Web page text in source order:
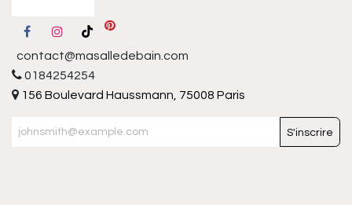
contact@masalledebain.com
0184254254
156 Boulevard Haussmann, 75008 Paris
S'inscrire